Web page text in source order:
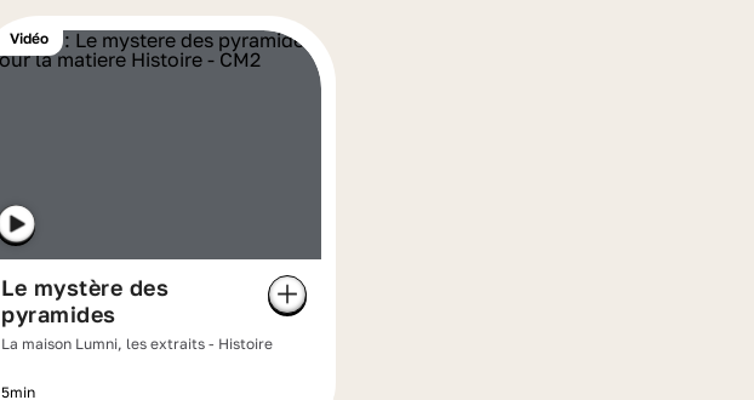
Vidéo
Le mystère des
pyramides
La maison Lumni, les extraits - Histoire
5min